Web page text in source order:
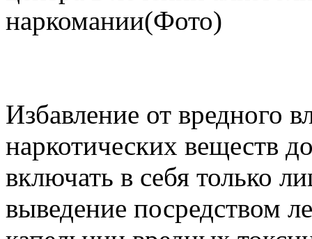
Избавление от вредного
наркотических веществ
включать в себя только
выведение посредством